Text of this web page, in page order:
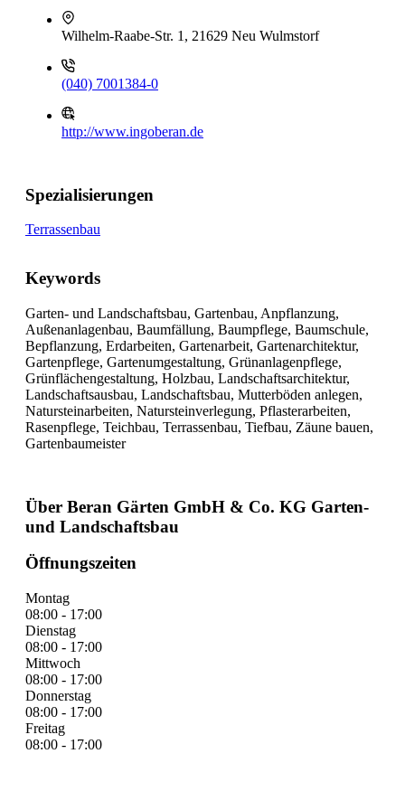
Wilhelm-Raabe-Str. 1, 21629 Neu Wulmstorf
(040) 7001384-0
http://www.ingoberan.de
Spezialisierungen
Terrassenbau
Keywords
Garten- und Landschaftsbau, Gartenbau, Anpflanzung,
Außenanlagenbau, Baumfällung, Baumpflege, Baumschule,
Bepflanzung, Erdarbeiten, Gartenarbeit, Gartenarchitektur,
Gartenpflege, Gartenumgestaltung, Grünanlagenpflege,
Grünflächengestaltung, Holzbau, Landschaftsarchitektur,
Landschaftsausbau, Landschaftsbau, Mutterböden anlegen,
Natursteinarbeiten, Natursteinverlegung, Pflasterarbeiten,
Rasenpflege, Teichbau, Terrassenbau, Tiefbau, Zäune bauen,
Gartenbaumeister
Über Beran Gärten GmbH & Co. KG Garten-
und Landschaftsbau
Öffnungszeiten
Montag
08:00 - 17:00
Dienstag
08:00 - 17:00
Mittwoch
08:00 - 17:00
Donnerstag
08:00 - 17:00
Freitag
08:00 - 17:00